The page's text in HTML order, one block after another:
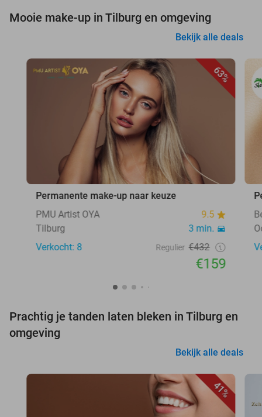
Mooie make-up in Tilburg en omgeving
Bekijk alle deals
63%
Permanente make-up naar keuze
PMU Artist OYA
9.5
Tilburg
3 min.
Verkocht: 8
Regulier €432
€159
Prachtig je tanden laten bleken in Tilburg en
omgeving
Bekijk alle deals
41%